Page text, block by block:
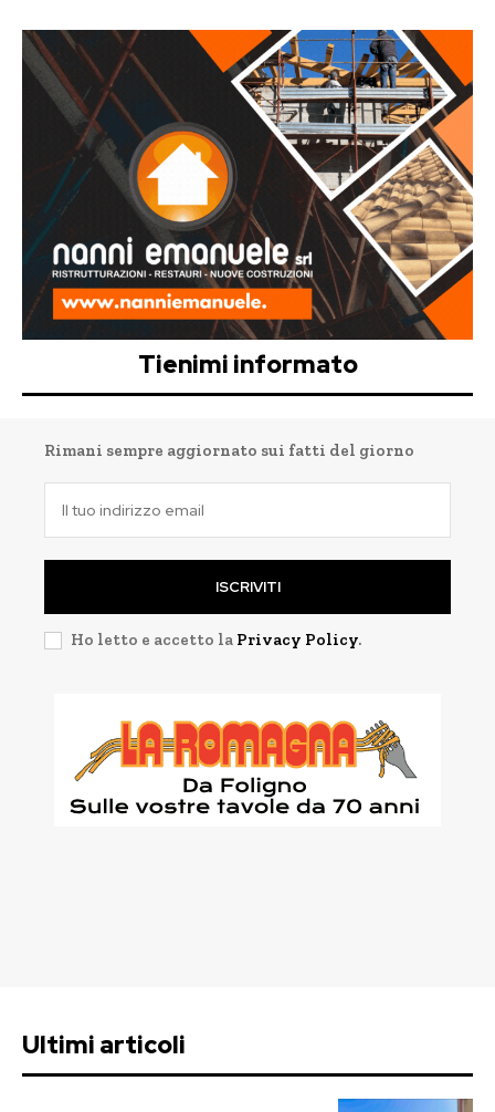
Tienimi informato
Rimani sempre aggiornato sui fatti del giorno
ISCRIVITI
Ho letto e accetto la Privacy Policy.
Ultimi articoli